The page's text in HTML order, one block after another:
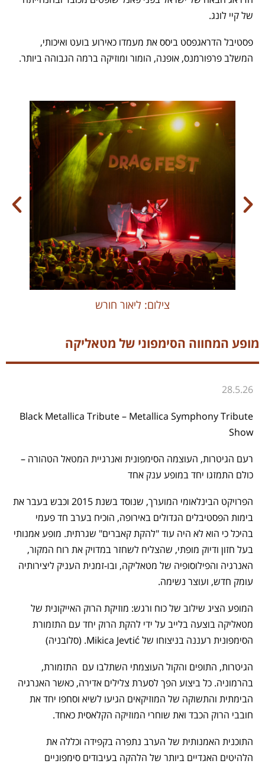
של קיי לונג.
פסטיבל הדראגפסט ביסס את מעמדו כאירוע בועט ואיכותי,
המשלב פרפורמנס, אופנה, הומור ומוזיקה ברמה הגבוהה ביותר.
צילום: ליאור חורש
מופע המחווה הסימפוני של מטאליקה
28.5.26
Black Metallica Tribute – Metallica Symphony Tribute
Show
רעם הגיטרות, העוצמה הסימפונית ואנרגיית המטאל הטהורה –
כולם התמזגו יחד במופע ענק אחד
הפרויקט הבינלאומי המוערך, שנוסד בשנת 2015 וכבש בעבר את
בימות הפסטיבלים הגדולים באירופה, הוכיח בערב חד פעמי
בהיכל כי הוא לא היה עוד "להקת קאברים" שגרתית. מופע אמנותי
בעל חזון ודיוק מופתי, שהצליח לשחזר במדויק את רוח המקור,
האנרגיה והפילוסופיה של מטאליקה, ובו-זמנית העניק ליצירותיה
עומק חדש, ועוצר נשימה.
המופע הציג שילוב של כוח ורגש: מוזיקת הרוק האייקונית של
מטאליקה בוצעה בלייב על ידי להקת הרוק יחד עם התזמורת
הסימפונית רעננה בניצוחו של Mikica Jevtić. (סלובניה)
הגיטרות, התופים והקול העוצמתי השתלבו עם התזמורת,
בהרמוניה. כל ביצוע הפך לסערת צלילים אדירה, כאשר האנרגיה
הבימתית והתשוקה של המוזיקאים הגיעו לשיא וסחפו יחד את
חובבי הרוק הכבד ואת שוחרי המוזיקה הקלאסית כאחד.
התוכנית האמנותית של הערב נתפרה בקפידה וכללה את
הלהיטים האגדיים ביותר של הלהקה בעיבודים סימפוניים